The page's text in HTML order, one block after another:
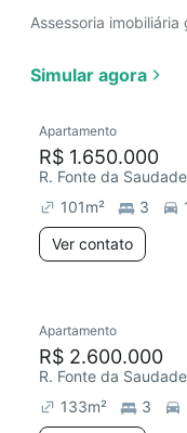
Assessoria
Simular agora
Apartamento
R$ 1.650.000
R. Fonte da
101m² 3
Ver contato
Apartamento
R$ 2.600.000
R. Fonte da
133m² 3